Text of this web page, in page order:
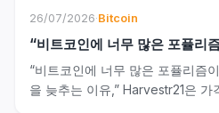
26/07/2026·Bitcoin
“비트코인에 너무 많은 포퓰리
“비트코인에 너무 많은 포퓰리즘
을 늦추는 이유,” Harvestr21은 가